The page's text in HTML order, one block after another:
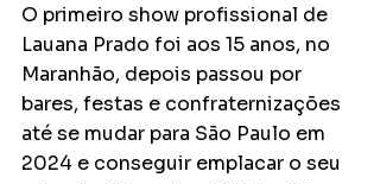
O primeiro show profissional de
Lauana Prado foi aos 15 anos, no
Maranhão, depois passou por
bares, festas e confraternizações
até se mudar para São Paulo em
2024 e conseguir emplacar o seu